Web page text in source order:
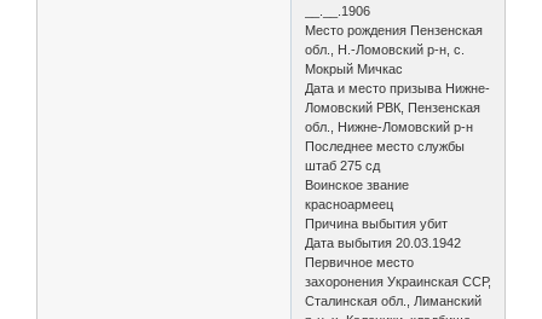
__.__.1906
Место рождения Пензенская
обл., Н.-Ломовский р-н, с.
Мокрый Мичкас
Дата и место призыва Нижне-
Ломовский РВК, Пензенская
обл., Нижне-Ломовский р-н
Последнее место службы
штаб 275 сд
Воинское звание
красноармеец
Причина выбытия убит
Дата выбытия 20.03.1942
Первичное место
захоронения Украинская ССР,
Сталинская обл., Лиманский